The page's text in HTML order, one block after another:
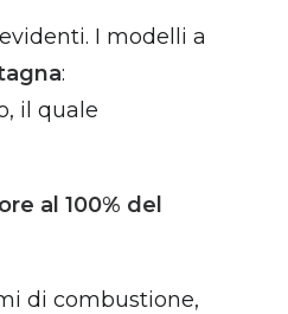
I modelli a
:
il quale
al 100% del
di combustione,